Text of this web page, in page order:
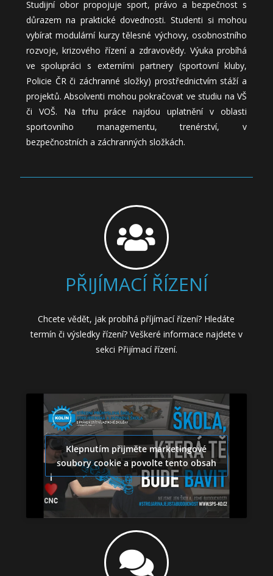
Studijní obor propojuje sport, právo a bezpečnost s
důrazem na praktické dovednosti. Studenti si mohou
vybírat modulární kurzy tělesné výchovy, osobnostního
rozvoje, krizového řízení a zdravovědy. Výuka probíhá
ve spolupráci s externími partnery (sportovní kluby,
Policie ČR či záchranné složky) prostřednictvím stáží a
projektů. Absolventi mohou pokračovat ve studiu na VŠ
či VOŠ. Na trhu práce najdou uplatnění v oblasti
sportovního managementu, trenérství, v
bezpečnostních a záchranných složkách.
PŘIJÍMACÍ ŘÍZENÍ
Chcete vědět, jak probíhá příjímací řízení? Hledáte
termín či výsledky řízení? Veškeré informace najdete v
sekci Přijímací řízení.
Klepnutím přijměte marketingové
soubory cookie a povolte tento obsah